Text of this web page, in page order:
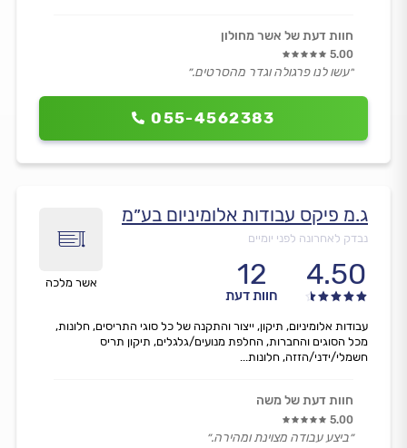
055-4562383
חוות דעת של אשר מחולון
5.00
״עשו לנו פרגולה וגדר מהסרטים.״
אשר מלכה
ג.מ פיקס עבודות אלומיניום בע״מ
נבדק לאחרונה לפני יומיים
4.50
12
חוות דעת
עבודות אלומיניום, תיקון, ייצור והתקנה של כל סוגי התריסים, חלונות,
מכל הסוגים והחברות, החלפת מנועים/גלגלים, תיקון תריס
חשמלי/ידני/הזזה, חלונות...
חוות דעת של משה
5.00
״ביצע עבודה מצוינת ומהירה.״